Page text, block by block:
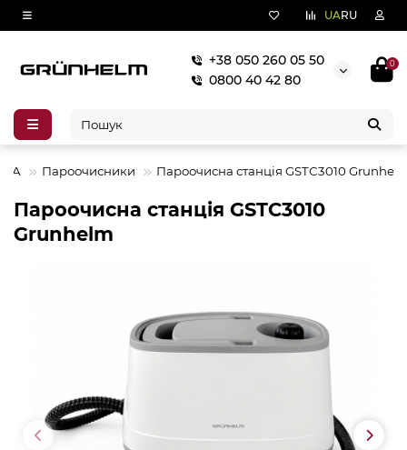
UARU
+38 050 260 05 50
0800 40 42 80
0
Пароочисники Пароочисна станцiя GSTС3010
Пароочисна станцiя GSTС3010
Grunhelm